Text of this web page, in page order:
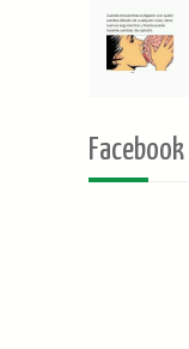
Facebook